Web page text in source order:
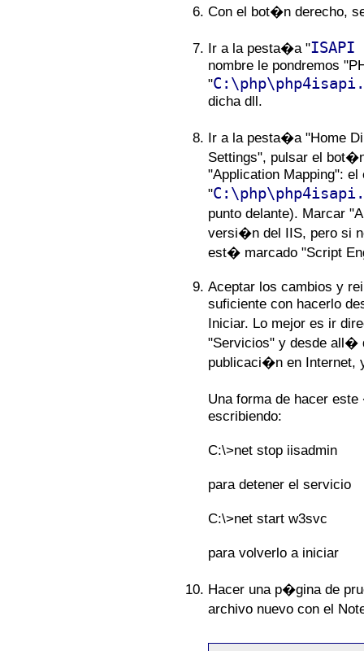
Con el bot�n derecho,
Ir a la pesta�a "
nombre le pondremos
"
dicha dll.
Ir a la pesta�a "Home
Settings", pulsar el
"Application Mapping":
"
punto delante). Marcar
versi�n del IIS, pero si
est� marcado "Script
Aceptar los cambios y
suficiente con hacerlo
Iniciar. Lo mejor es ir
"Servicios" y desde all�
publicaci�n en Internet,
Una forma de hacer
escribiendo:
C:\>net stop iisadmin
para detener el servicio
C:\>net start w3svc
para volverlo a iniciar
Hacer una p�gina de
archivo nuevo con el